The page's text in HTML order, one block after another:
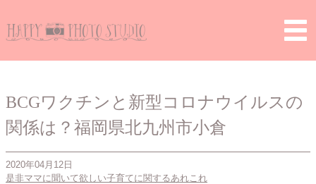
ワクチンと新型コロナウイルスの関係は？福岡県北九州市小倉北区
のフォトスタジオ＆出張撮影
BCGワクチンと新型コロナウイルスの
関係は？福岡県北九州市小倉
2020年04月12日
是非ママに聞いて欲しい子育てに関するあれこれ